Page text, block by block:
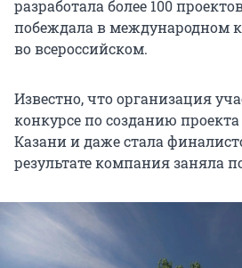
разработала более 100
побеждала в международном
во всероссийском.
Известно, что организация
конкурсе по созданию
Казани и даже стала
результате компания заняла